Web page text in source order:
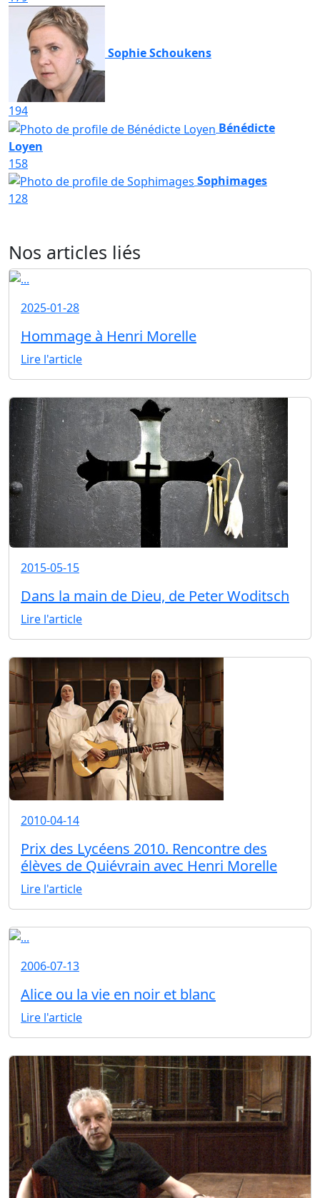
Sophie Schoukens
194
Bénédicte
Loyen
158
Sophimages
128
Nos articles liés
2025-01-28
Hommage à Henri Morelle
Lire l'article
2015-05-15
Dans la main de Dieu, de Peter Woditsch
Lire l'article
2010-04-14
Prix des Lycéens 2010. Rencontre des
élèves de Quiévrain avec Henri Morelle
Lire l'article
2006-07-13
Alice ou la vie en noir et blanc
Lire l'article